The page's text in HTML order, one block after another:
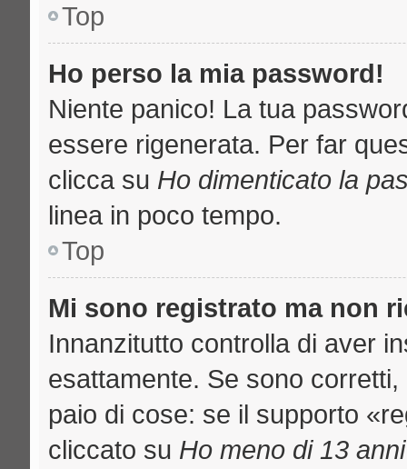
Top
Ho perso la mia password!
Niente panico! La tua
essere rigenerata. Per far
clicca su Ho dimenticato la
linea in poco tempo.
Top
Mi sono registrato ma non
Innanzitutto controlla di aver
esattamente. Se sono
paio di cose: se il supporto
cliccato su Ho meno di 13 anni